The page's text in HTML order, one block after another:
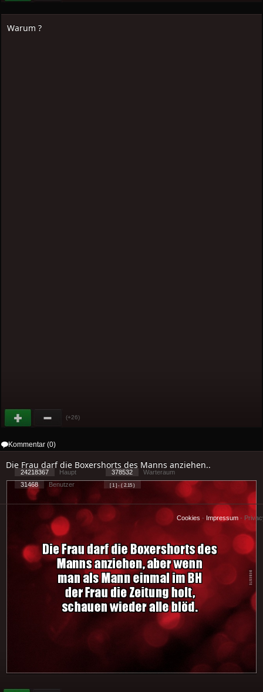
Warum ?
(+26)
Kommentar (0)
Die Frau darf die Boxershorts des Manns anziehen..
24218367 Haupt 378532
Warteraum
31468
Benutzer [ 1 ] - ( 2.15 )
Cookies - Impressum -